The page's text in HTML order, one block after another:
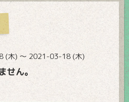
(木) ～ 2021-03-18 (木)
ん。